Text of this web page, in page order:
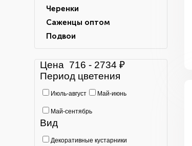
Черенки
Саженцы оптом
Подвои
Цена 716 - 2734 ₽
Период цветения
Июль-август Май-июнь
Май-сентябрь
Вид
Декоративные кустарники